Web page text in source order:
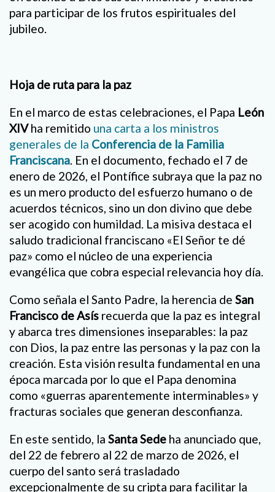
para participar de los frutos espirituales del
jubileo.
Hoja de ruta para la paz
En el marco de estas celebraciones, el Papa León
XIVha remitido una carta a los ministros
generales de la Conferencia de la Familia
Franciscana. En el documento, fechado el 7 de
enero de 2026, el Pontífice subraya que la paz no
es un mero producto del esfuerzo humano o de
acuerdos técnicos, sino un don divino que debe
ser acogido con humildad. La misiva destaca el
saludo tradicional franciscano «El Señor te dé
paz» como el núcleo de una experiencia
evangélica que cobra especial relevancia hoy día.
Como señala el Santo Padre, la herencia de San
Francisco de Asís recuerda que la paz es integral
y abarca tres dimensiones inseparables: la paz
con Dios, la paz entre las personas y la paz con la
creación. Esta visión resulta fundamental en una
época marcada por lo que el Papa denomina
como «guerras aparentemente interminables» y
fracturas sociales que generan desconfianza.
En este sentido, la Santa Sede ha anunciado que,
del 22 de febrero al 22 de marzo de 2026, el
cuerpo del santo será trasladado
excepcionalmente de su cripta para facilitar la